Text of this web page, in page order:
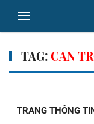
TAG:CAN
TRANG THÔNG